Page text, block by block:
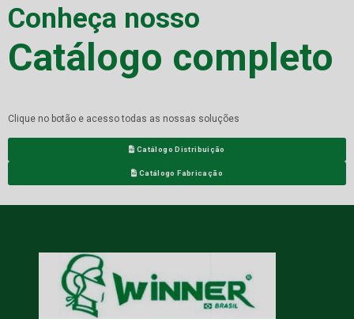
Conheça nosso
Catálogo completo
Clique no botão e acesso todas as nossas soluções
Catálogo Distribuição
Catálogo Fabricação